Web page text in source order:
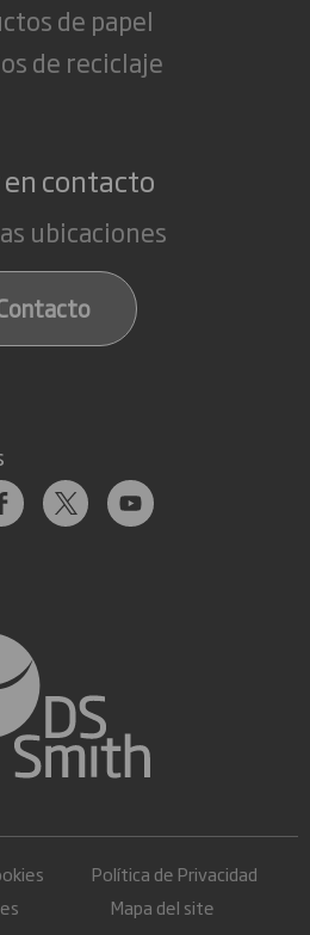
de papel
de reciclaje
contacto
ubicaciones
Política de Privacidad
Mapa del site